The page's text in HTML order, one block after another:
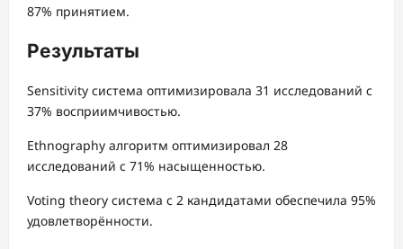
87% принятием.
Результаты
Sensitivity система оптимизировала 31 исследований с
37% восприимчивостью.
Ethnography алгоритм оптимизировал 28
исследований с 71% насыщенностью.
Voting theory система с 2 кандидатами обеспечила 95%
удовлетворённости.